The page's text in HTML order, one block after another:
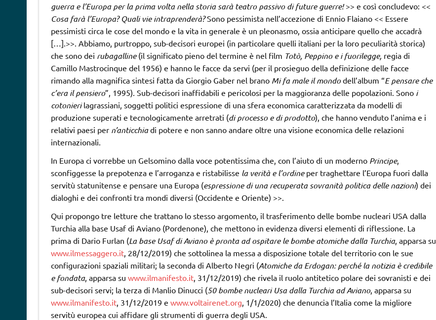
guerra e l’Europa per la prima volta nella storia sarà teatro passivo di future guerre!>> e così concludevo: <<
Cosa farà l’Europa? Quali vie intraprenderà?Sono pessimista nell’accezione di Ennio Flaiano << Essere
pessimisti circa le cose del mondo e la vita in generale è un pleonasmo, ossia anticipare quello che accadrà
[…].>>. Abbiamo, purtroppo, sub-decisori europei (in particolare quelli italiani per la loro peculiarità storica)
che sono dei rubagalline(il significato pieno del termine è nel film Totò, Peppino e i fuorilegge, regia di
Camillo Mastrocinque del 1956) e hanno le facce da servi (per il prosieguo della definizione delle facce
rimando alla magnifica sintesi fatta da Giorgio Gaber nel brano Mi fa male il mondodell’album “E pensare che
c’era il pensiero”, 1995). Sub-decisori inaffidabili e pericolosi per la maggioranza delle popolazioni. Sono i
cotonierilagrassiani, soggetti politici espressione di una sfera economica caratterizzata da modelli di
produzione superati e tecnologicamente arretrati (di processo e di prodotto), che hanno venduto l’anima e i
relativi paesi per n’anticchiadi potere e non sanno andare oltre una visione economica delle relazioni
internazionali.
In Europa ci vorrebbe un Gelsomino dalla voce potentissima che, con l’aiuto di un moderno Principe,
sconfiggesse la prepotenza e l’arroganza e ristabilisse la verità e l’ordineper traghettare l’Europa fuori dalla
servitù statunitense e pensare una Europa (espressione di una recuperata sovranità politica delle nazioni) dei
dialoghi e dei confronti tra mondi diversi (Occidente e Oriente) >>.
Qui propongo tre letture che trattano lo stesso argomento, il trasferimento delle bombe nucleari USA dalla
Turchia alla base Usaf di Aviano (Pordenone), che mettono in evidenza diversi elementi di riflessione. La
prima di Dario Furlan (La base Usaf di Aviano è pronta ad ospitare le bombe atomiche dalla Turchia, apparsa su
www.ilmessaggero.it, 28/12/2019) che sottolinea la messa a disposizione totale del territorio con le sue
configurazioni spaziali militari; la seconda di Alberto Negri (Atomiche da Erdogan: perché la notizia è credibile
e fondata, apparsa su www.ilmanifesto.it, 31/12/2019) che rivela il ruolo antitetico polare dei sovranisti e dei
sub-decisori servi; la terza di Manlio Dinucci (50 bombe nucleari Usa dalla Turchia ad Aviano, apparsa su
www.ilmanifesto.it, 31/12/2019 e www.voltairenet.org , 1/1/2020) che denuncia l’Italia come la migliore
servitù europea cui affidare gli strumenti di guerra degli USA.